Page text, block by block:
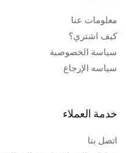
معلومات عنا
كيف اشتري؟
سياسة الخصوصية
سياسه الإرجاع
خدمة العملاء
اتصل بنا